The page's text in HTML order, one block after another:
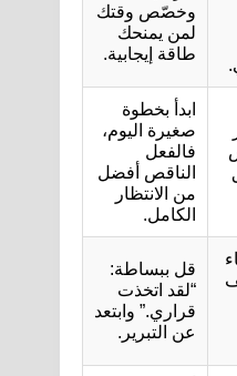
وخصّص وقتك
لمن يمنحك
طاقة إيجابية.
ابدأ بخطوة
صغيرة اليوم،
فالفعل
الناقص أفضل
من الانتظار
الكامل.
قل ببساطة:
“لقد اتخذت
قراري.” وابتعد
عن التبرير.